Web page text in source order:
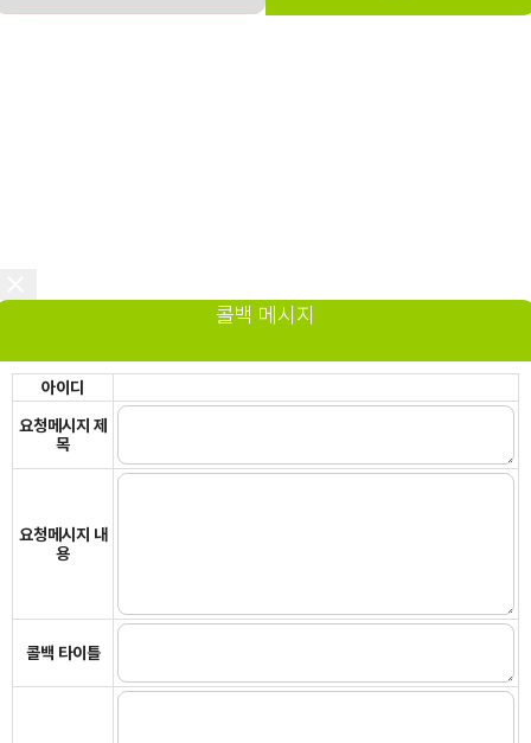
콜백 메시지
아이디
요청메시지 제
목
요청메시지 내
용
콜백 타이틀